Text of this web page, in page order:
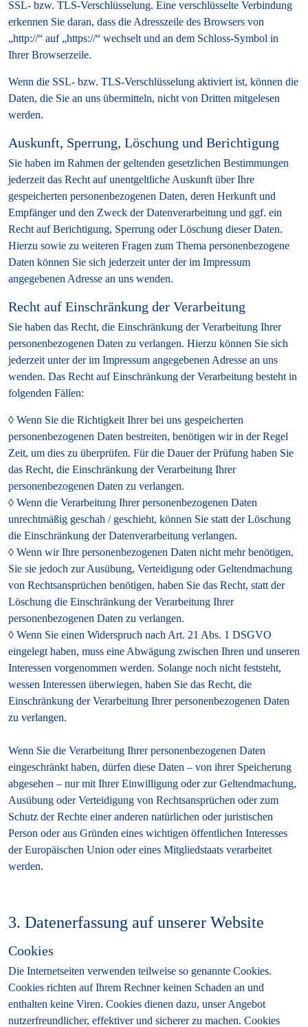
SSL- bzw. TLS-Verschlüsselung. Eine verschlüsselte Verbindung
erkennen Sie daran, dass die Adresszeile des Browsers von
„http://“ auf „https://“ wechselt und an dem Schloss-Symbol in
Ihrer Browserzeile.
Wenn die SSL- bzw. TLS-Verschlüsselung aktiviert ist, können die
Daten, die Sie an uns übermitteln, nicht von Dritten mitgelesen
werden.
Auskunft, Sperrung, Löschung und Berichtigung
Sie haben im Rahmen der geltenden gesetzlichen Bestimmungen
jederzeit das Recht auf unentgeltliche Auskunft über Ihre
gespeicherten personenbezogenen Daten, deren Herkunft und
Empfänger und den Zweck der Datenverarbeitung und ggf. ein
Recht auf Berichtigung, Sperrung oder Löschung dieser Daten.
Hierzu sowie zu weiteren Fragen zum Thema personenbezogene
Daten können Sie sich jederzeit unter der im Impressum
angegebenen Adresse an uns wenden.
Recht auf Einschränkung der Verarbeitung
Sie haben das Recht, die Einschränkung der Verarbeitung Ihrer
personenbezogenen Daten zu verlangen. Hierzu können Sie sich
jederzeit unter der im Impressum angegebenen Adresse an uns
wenden. Das Recht auf Einschränkung der Verarbeitung besteht in
folgenden Fällen:
Wenn Sie die Richtigkeit Ihrer bei uns gespeicherten
personenbezogenen Daten bestreiten, benötigen wir in der Regel
Zeit, um dies zu überprüfen. Für die Dauer der Prüfung haben Sie
das Recht, die Einschränkung der Verarbeitung Ihrer
personenbezogenen Daten zu verlangen.
Wenn die Verarbeitung Ihrer personenbezogenen Daten
unrechtmäßig geschah / geschieht, können Sie statt der Löschung
die Einschränkung der Datenverarbeitung verlangen.
Wenn wir Ihre personenbezogenen Daten nicht mehr benötigen,
Sie sie jedoch zur Ausübung, Verteidigung oder Geltendmachung
von Rechtsansprüchen benötigen, haben Sie das Recht, statt der
Löschung die Einschränkung der Verarbeitung Ihrer
personenbezogenen Daten zu verlangen.
Wenn Sie einen Widerspruch nach Art. 21 Abs. 1 DSGVO
eingelegt haben, muss eine Abwägung zwischen Ihren und unseren
Interessen vorgenommen werden. Solange noch nicht feststeht,
wessen Interessen überwiegen, haben Sie das Recht, die
Einschränkung der Verarbeitung Ihrer personenbezogenen Daten
zu verlangen.
Wenn Sie die Verarbeitung Ihrer personenbezogenen Daten
eingeschränkt haben, dürfen diese Daten – von ihrer Speicherung
abgesehen – nur mit Ihrer Einwilligung oder zur Geltendmachung,
Ausübung oder Verteidigung von Rechtsansprüchen oder zum
Schutz der Rechte einer anderen natürlichen oder juristischen
Person oder aus Gründen eines wichtigen öffentlichen Interesses
der Europäischen Union oder eines Mitgliedstaats verarbeitet
werden.
3. Datenerfassung auf unserer Website
Cookies
Die Internetseiten verwenden teilweise so genannte Cookies.
Cookies richten auf Ihrem Rechner keinen Schaden an und
enthalten keine Viren. Cookies dienen dazu, unser Angebot
nutzerfreundlicher, effektiver und sicherer zu machen. Cookies